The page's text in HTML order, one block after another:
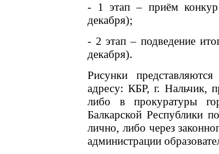
- 1 этап – приём
декабря);
- 2 этап – подведение
декабря).
Рисунки
адресу: КБР, г. Нальчик,
либо в прокуратуры
Балкарской Республики
лично, либо через
администрации